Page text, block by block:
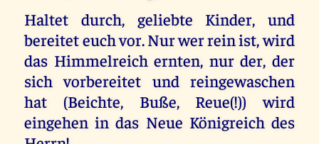
Haltet durch, geliebte Kinder, und
bereitet euch vor. Nur wer rein ist, wird
das Himmelreich ernten, nur der, der
sich vorbereitet und reingewaschen
hat (Beichte, Buße, Reue(!)) wird
eingehen in das Neue Königreich des